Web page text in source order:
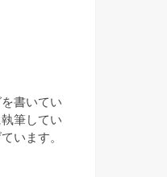
書いてい
筆してい
います。